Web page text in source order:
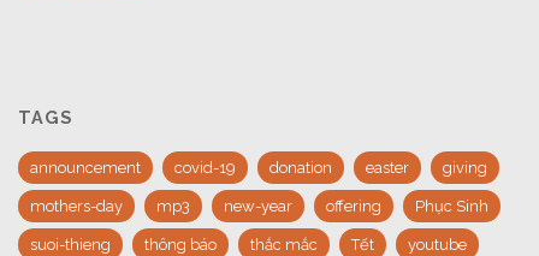
TAGS
announcement covid-19 donation easter giving
mothers-day mp3 new-year offering Phục Sinh
suoi-thieng thông báo thắc mắc Tết youtube